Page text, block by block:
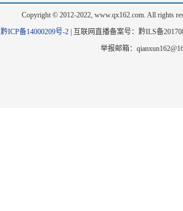
Copyright © 2012-2022, www.qx162.com. All rights
黔ICP备14000209号-2
互联网直播备案号：黔ILS备
举报邮箱：